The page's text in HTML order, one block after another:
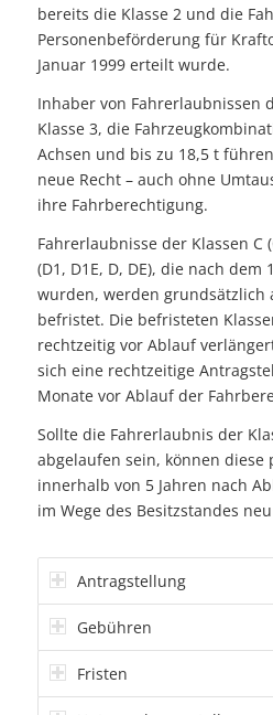
bereits die Klasse 2 und die
Personenbeförderung für
Januar 1999 erteilt wurde.
Inhaber von Fahrerlaubnissen
Klasse 3, die
Achsen und bis zu 18,5 t
neue Recht – auch ohne
ihre Fahrberechtigung.
Fahrerlaubnisse der Klassen C
(D1, D1E, D, DE), die nach dem
wurden, werden grundsätzlich
befristet. Die befristeten
rechtzeitig vor Ablauf
sich eine rechtzeitige
Monate vor Ablauf der
Sollte die Fahrerlaubnis der
abgelaufen sein, können
innerhalb von 5 Jahren nach
im Wege des Besitzstandes
Antragstellung
Gebühren
Fristen